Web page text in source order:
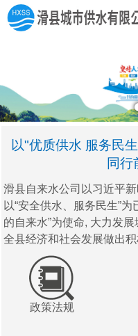
以"优质供水 服务民
同行
滑县自来水公司以习近平
以“安全供水、服务民生”
的自来水”为使命, 大力发
全县经济和社会发展做出积
政策法规